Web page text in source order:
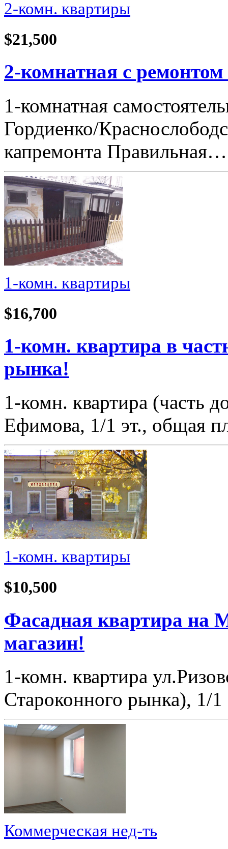
2-комн. квартиры
$21,500
2-комнатная с
1-комнатная
Гордиенко/
капремонта Правильная…
1-комн. квартиры
$16,700
1-комн. квартира в
рынка!
1-комн. квартира (часть
Ефимова, 1/1 эт., общая
1-комн. квартиры
$10,500
Фасадная квартира на
магазин!
1-комн. квартира
Староконного рынка), 1/
Коммерческая нед-ть